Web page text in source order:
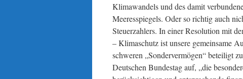
Klimawandels und des damit
Meeresspiegels. Oder so richtig auch
Steuerzahlers. In einer Resolution mit
– Klimaschutz ist unsere gemeinsame
schweren „Sondervermögen“ beteiligt
Deutschen Bundestag auf, „die